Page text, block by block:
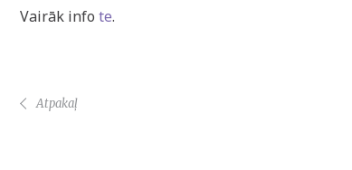
Vairāk info te.
Atpakaļ